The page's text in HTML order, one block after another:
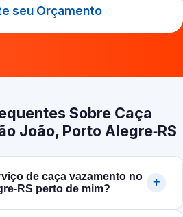
seu Orçamento
Sobre Caça
João, Porto Alegre‑RS
de caça vazamento no
perto de mim?